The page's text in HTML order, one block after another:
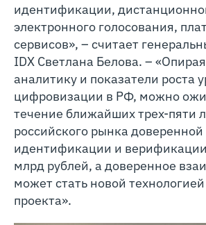
идентификации,
электронного голосования,
сервисов», – считает
IDX Светлана Белова. –
аналитику и показатели роста
цифровизации в РФ, можно
течение ближайших трех-пяти
российского рынка доверенной
идентификации и
млрд рублей, а доверенное
может стать новой
проекта».